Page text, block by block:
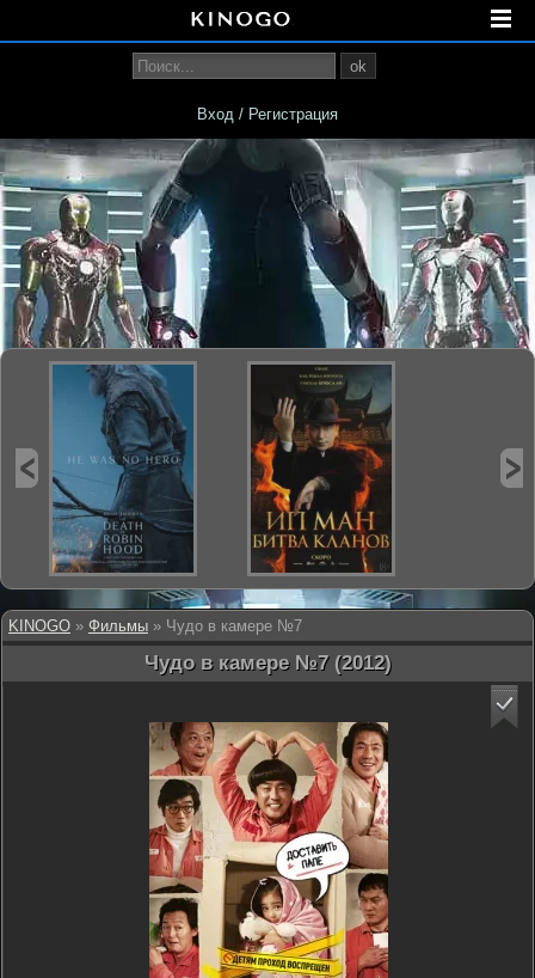
KINOGO » Фильмы » Чудо в камере №7
Чудо в камере №7 (2012)
ok
Вход / Регистрация